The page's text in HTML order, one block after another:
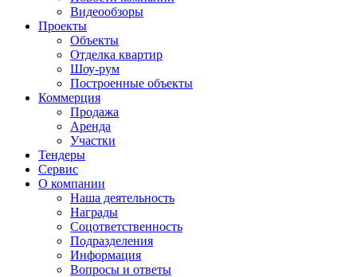
Видеообзоры
Проекты
Объекты
Отделка квартир
Шоу-рум
Построенные объекты
Коммерция
Продажа
Аренда
Участки
Тендеры
Сервис
О компании
Наша деятельность
Награды
Соцответственность
Подразделения
Информация
Вопросы и ответы